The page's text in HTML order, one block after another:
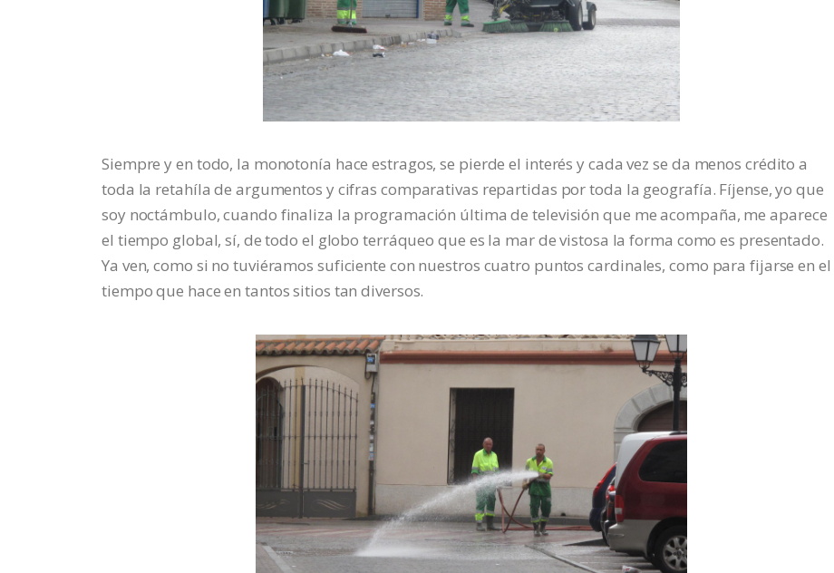
Siempre y en todo, la monotonía hace estragos, se pierde el interés y cada vez se da menos crédito a
toda la retahíla de argumentos y cifras comparativas repartidas por toda la geografía. Fíjense, yo que
soy noctámbulo, cuando finaliza la programación última de televisión que me acompaña, me aparece
el tiempo global, sí, de todo el globo terráqueo que es la mar de vistosa la forma como es presentado.
Ya ven, como si no tuviéramos suficiente con nuestros cuatro puntos cardinales, como para fijarse en el
tiempo que hace en tantos sitios tan diversos.